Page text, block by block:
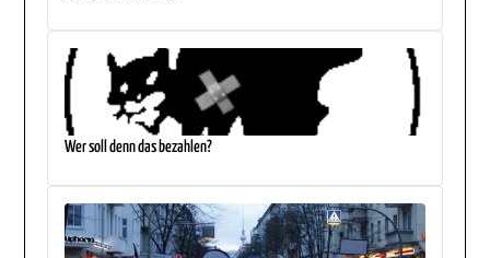
Wer soll denn das bezahlen?